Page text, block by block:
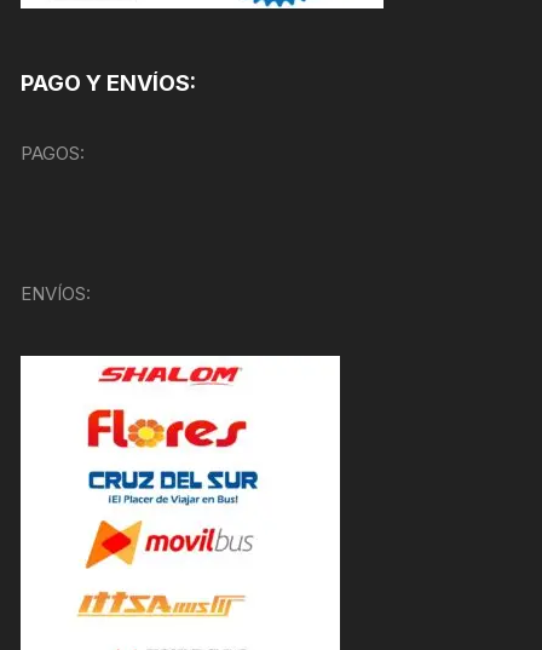
PAGO Y ENVÍOS:
PAGOS:
ENVÍOS: